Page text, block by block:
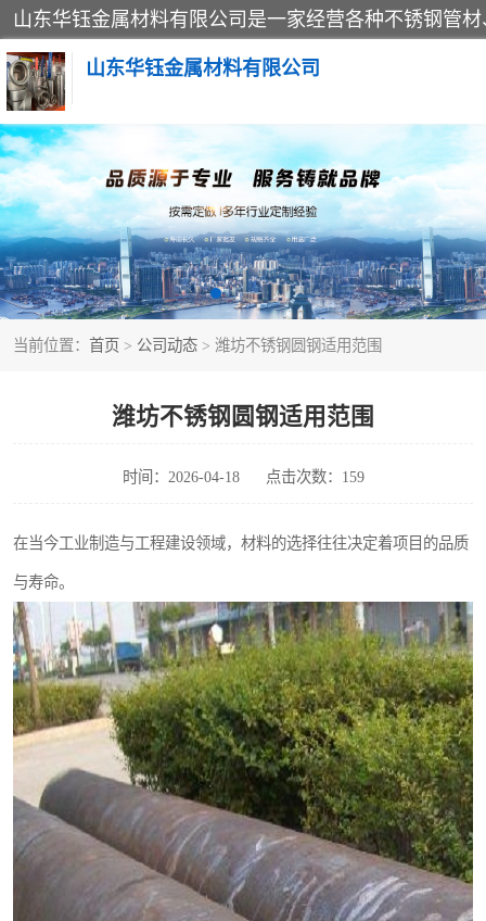
山东华钰金属材料有限公司
当前位置： 首页 > 公司动态 > 潍坊不锈钢圆钢适用范围
潍坊不锈钢圆钢适用范围
时间：2026-04-18 点击次数：159
在当今工业制造与工程建设领域，材料的选择往往决定着项目的品质
与寿命。
不锈钢管
管件标准件
不锈钢人孔
不锈钢角钢